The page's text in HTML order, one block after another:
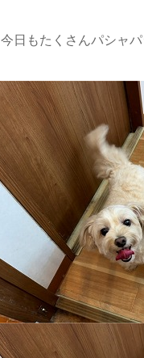
今日もたくさんパシャ